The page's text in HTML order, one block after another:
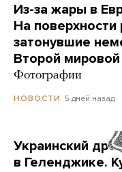
Из-за жары в
На поверхности
затонувшие
Второй мировой
Фотографии
НОВОСТИ 5 дней назад
Украинский
в Геленджике.